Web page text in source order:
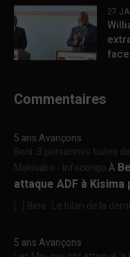
27
Commentaires
5 ans Avançons
Beni :3 personnes tuées
Makisabo - InfocongoÀ
attaque ADF à
[…] Beni : Le bilan de la
5 ans Avançons